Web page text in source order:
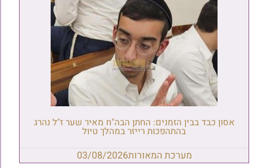
אסון כבד בבין הזמנים: החתן הבה"ח מאיר שער ז"ל נהרג
בהתהפכות רייזר במהלך טיול
מערכת המאורות03/08/2026